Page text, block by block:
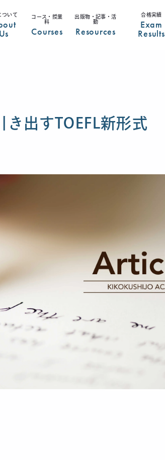
ついて
Us
コース・授業
料
Courses
出版物・記事・活
動
Resources
合格実績
Exam
Results
き出すTOEFL新形式